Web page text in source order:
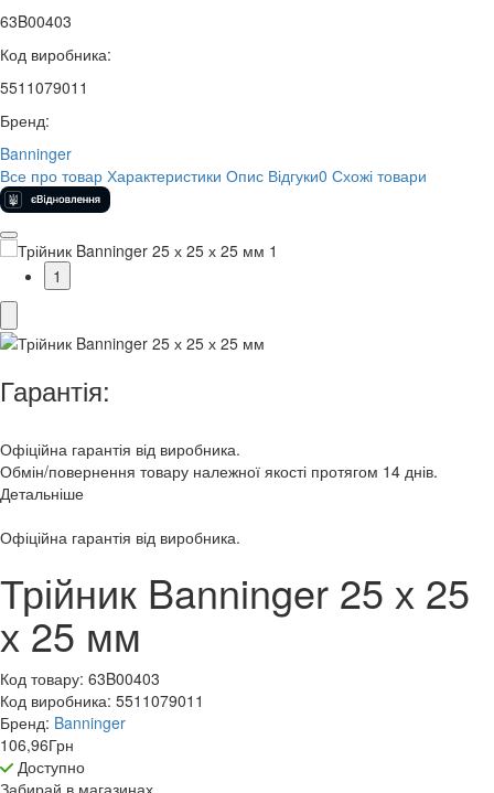
63B00403
Код виробника:
5511079011
Бренд:
Banninger
Все про товар Характеристики Опис Відгуки0 Схожі товари
1
Гарантія:
Офіційна гарантія від виробника.
Обмін/повернення товару належної якості протягом 14 днів.
Детальніше
Офіційна гарантія від виробника.
Трійник Banninger 25 х 25
х 25 мм
Код товару: 63B00403
Код виробника: 5511079011
Бренд: Banninger
106,96Грн
Доступно